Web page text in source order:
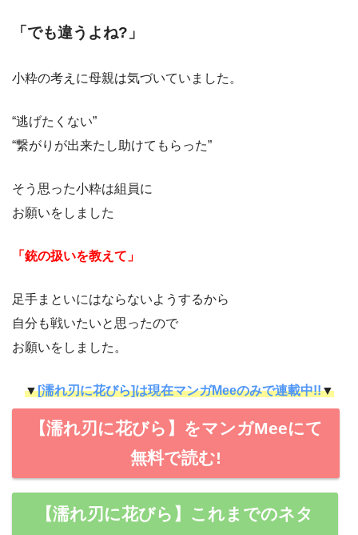
「でも違うよね?」
小粋の考えに母親は気づいていました。
“逃げたくない”
“繋がりが出来たし助けてもらった”
そう思った小粋は組員に
お願いをしました
「銃の扱いを教えて」
足手まといにはならないようするから
自分も戦いたいと思ったので
お願いをしました。
▼[濡れ刃に花びら]は現在マンガMeeのみで連載中!!▼
【濡れ刃に花びら】をマンガMeeにて
無料で読む!
【濡れ刃に花びら】これまでのネタ